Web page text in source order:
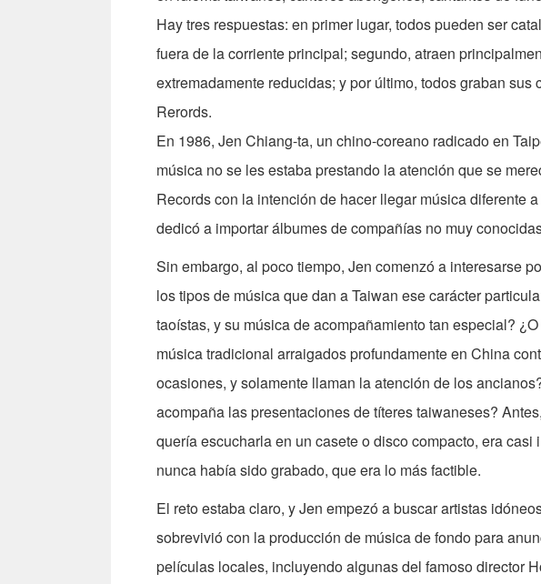
Hay tres respuestas: en primer lugar, todos pueden ser
fuera de la corriente principal; segundo, atraen
extremadamente reducidas; y por último, todos graban
Rerords.
En 1986, Jen Chiang-ta, un chino-coreano radicado en
música no se les estaba prestando la atención que se
Records con la intención de hacer llegar música diferente
dedicó a importar álbumes de compañías no muy
Sin embargo, al poco tiempo, Jen comenzó a interesarse
los tipos de música que dan a Taiwan ese carácter
taoístas, y su música de acompañamiento tan especial?
música tradicional arraigados profundamente en China
ocasiones, y solamente llaman la atención de los
acompaña las presentaciones de títeres taiwaneses?
quería escucharla en un casete o disco compacto, era
nunca había sido grabado, que era lo más factible.
El reto estaba claro, y Jen empezó a buscar artistas
sobrevivió con la producción de música de fondo para
películas locales, incluyendo algunas del famoso director